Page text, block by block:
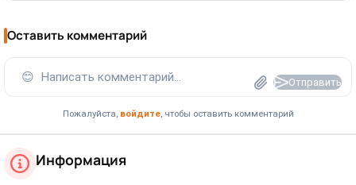
Оставить комментарий
😊 Написать комментарий... Отправить
Пожалуйста, войдите, чтобы оставить комментарий
Информация